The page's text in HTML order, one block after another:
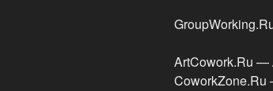
ArtCowork.Ru —
CoworkZone.Ru